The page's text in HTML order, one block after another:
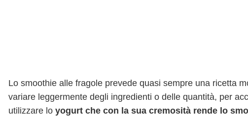
Lo smoothie alle fragole prevede quasi sempre una ricetta
variare leggermente degli ingredienti o delle quantità, per
utilizzare lo yogurt che con la sua cremosità rende lo